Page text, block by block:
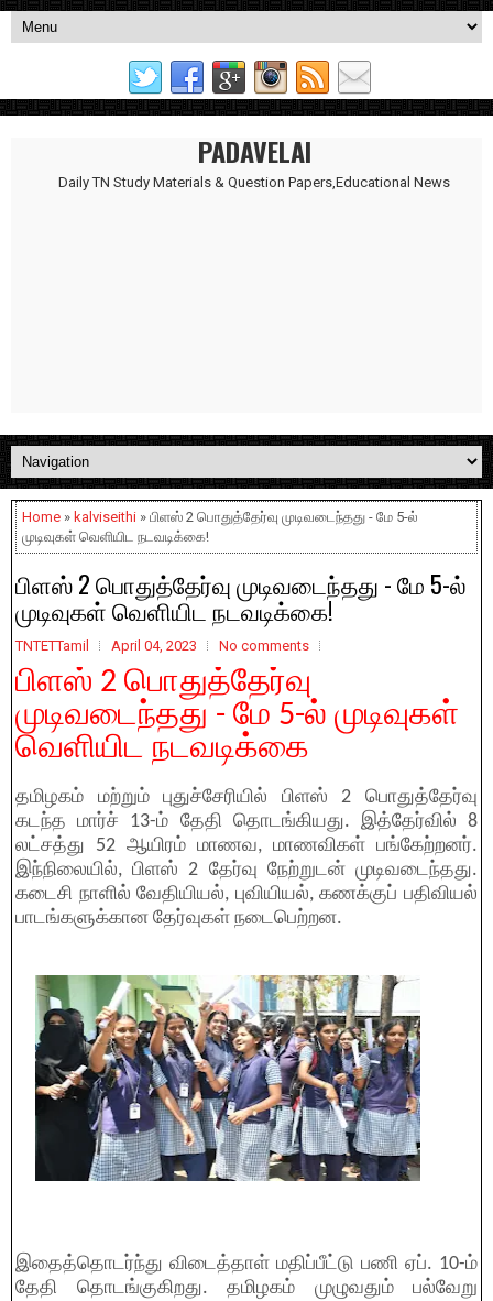
PADAVELAI
Daily TN Study Materials & Question Papers,Educational News
Home » kalviseithi » பிளஸ் 2 பொதுத்தேர்வு முடிவடைந்தது - மே 5-ல்
முடிவுகள் வெளியிட நடவடிக்கை!
பிளஸ் 2 பொதுத்தேர்வு முடிவடைந்தது - மே 5-ல்
முடிவுகள் வெளியிட நடவடிக்கை!
TNTETTamil April 04, 2023 No comments
பிளஸ் 2 பொதுத்தேர்வு
முடிவடைந்தது - மே 5-ல் முடிவுகள்
வெளியிட நடவடிக்கை
தமிழகம் மற்றும் புதுச்சேரியில் பிளஸ் 2 பொதுத்தேர்வு
கடந்த மார்ச் 13-ம் தேதி தொடங்கியது. இத்தேர்வில் 8
லட்சத்து 52 ஆயிரம் மாணவ, மாணவிகள் பங்கேற்றனர்.
இந்நிலையில், பிளஸ் 2 தேர்வு நேற்றுடன் முடிவடைந்தது.
கடைசி நாளில் வேதியியல், புவியியல், கணக்குப் பதிவியல்
பாடங்களுக்கான தேர்வுகள் நடைபெற்றன.
இதைத்தொடர்ந்து விடைத்தாள் மதிப்பீட்டு பணி ஏப். 10-ம்
தேதி தொடங்குகிறது. தமிழகம் முழுவதும் பல்வேறு